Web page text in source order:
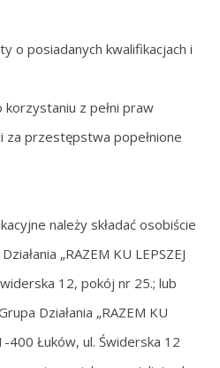
o posiadanych kwalifikacjach i
korzystaniu z pełni praw
za przestępstwa popełnione
należy składać osobiście
„RAZEM KU LEPSZEJ
12, pokój nr 25.; lub
Działania „RAZEM KU
400 Łuków, ul. Świderska 12